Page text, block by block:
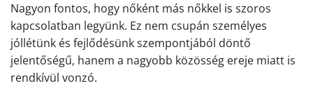
Nagyon fontos, hogy nőként más nőkkel is szoros
kapcsolatban legyünk. Ez nem csupán személyes
jóllétünk és fejlődésünk szempontjából döntő
jelentőségű, hanem a nagyobb közösség ereje miatt is
rendkívül vonzó.